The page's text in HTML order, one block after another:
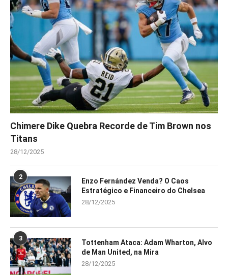
Chimere Dike Quebra Recorde de Tim Brown nos
Titans
28/12/2025
2
Enzo Fernández Venda? O Caos
Estratégico e Financeiro do Chelsea
28/12/2025
3
Tottenham Ataca: Adam Wharton, Alvo
de Man United, na Mira
28/12/2025